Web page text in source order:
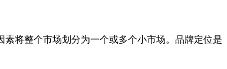
将整个市场划分为一个或多个小市场。品牌定位是